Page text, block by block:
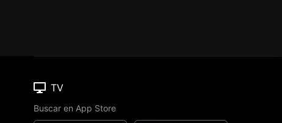
TV
Buscar en App Store